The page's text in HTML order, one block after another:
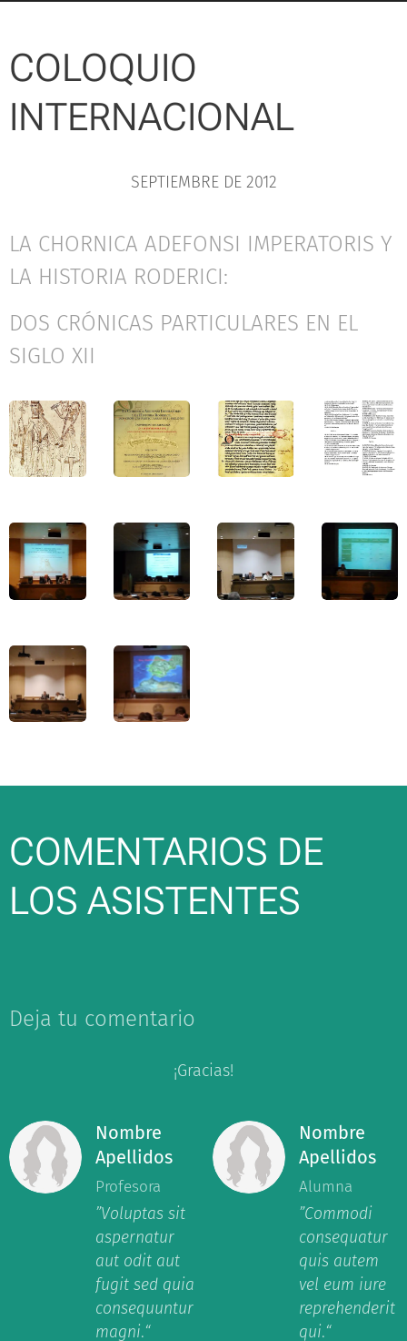
COLOQUIO
INTERNACIONAL
SEPTIEMBRE DE 2012
LA CHORNICA ADEFONSI IMPERATORIS Y
LA HISTORIA RODERICI:
DOS CRÓNICAS PARTICULARES EN EL
SIGLO XII
COMENTARIOS DE
LOS ASISTENTES
Deja tu comentario
¡Gracias!
Nombre
Apellidos
Profesora
”Voluptas sit
aspernatur
aut odit aut
fugit sed quia
consequuntur
magni.“
Nombre
Apellidos
Alumna
”Commodi
consequatur
quis autem
vel eum iure
reprehenderit
qui.“